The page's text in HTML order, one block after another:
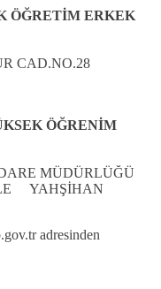
ÖĞRETİM ERKEK
CAD.NO.28
ÖĞRENİM
MÜDÜRLÜĞÜ
YAHŞİHAN
adresinden